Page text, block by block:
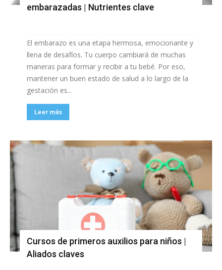
embarazadas | Nutrientes clave
El embarazo es una etapa hermosa, emocionante y
llena de desafíos. Tu cuerpo cambiará de muchas
maneras para formar y recibir a tu bebé. Por eso,
mantener un buen estado de salud a lo largo de la
gestación es...
Leer más
Cursos de primeros auxilios para niños |
Aliados claves